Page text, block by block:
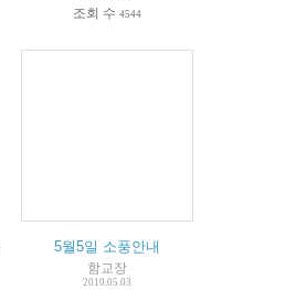
조회 수 4544
2009-2010 (14)
5월5일 소풍안내
함교장
2010.05.03